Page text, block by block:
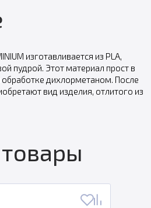
изготавливается из PLA,
пудрой. Этот материал прост в
обработке дихлорметаном. После
вид изделия, отлитого из